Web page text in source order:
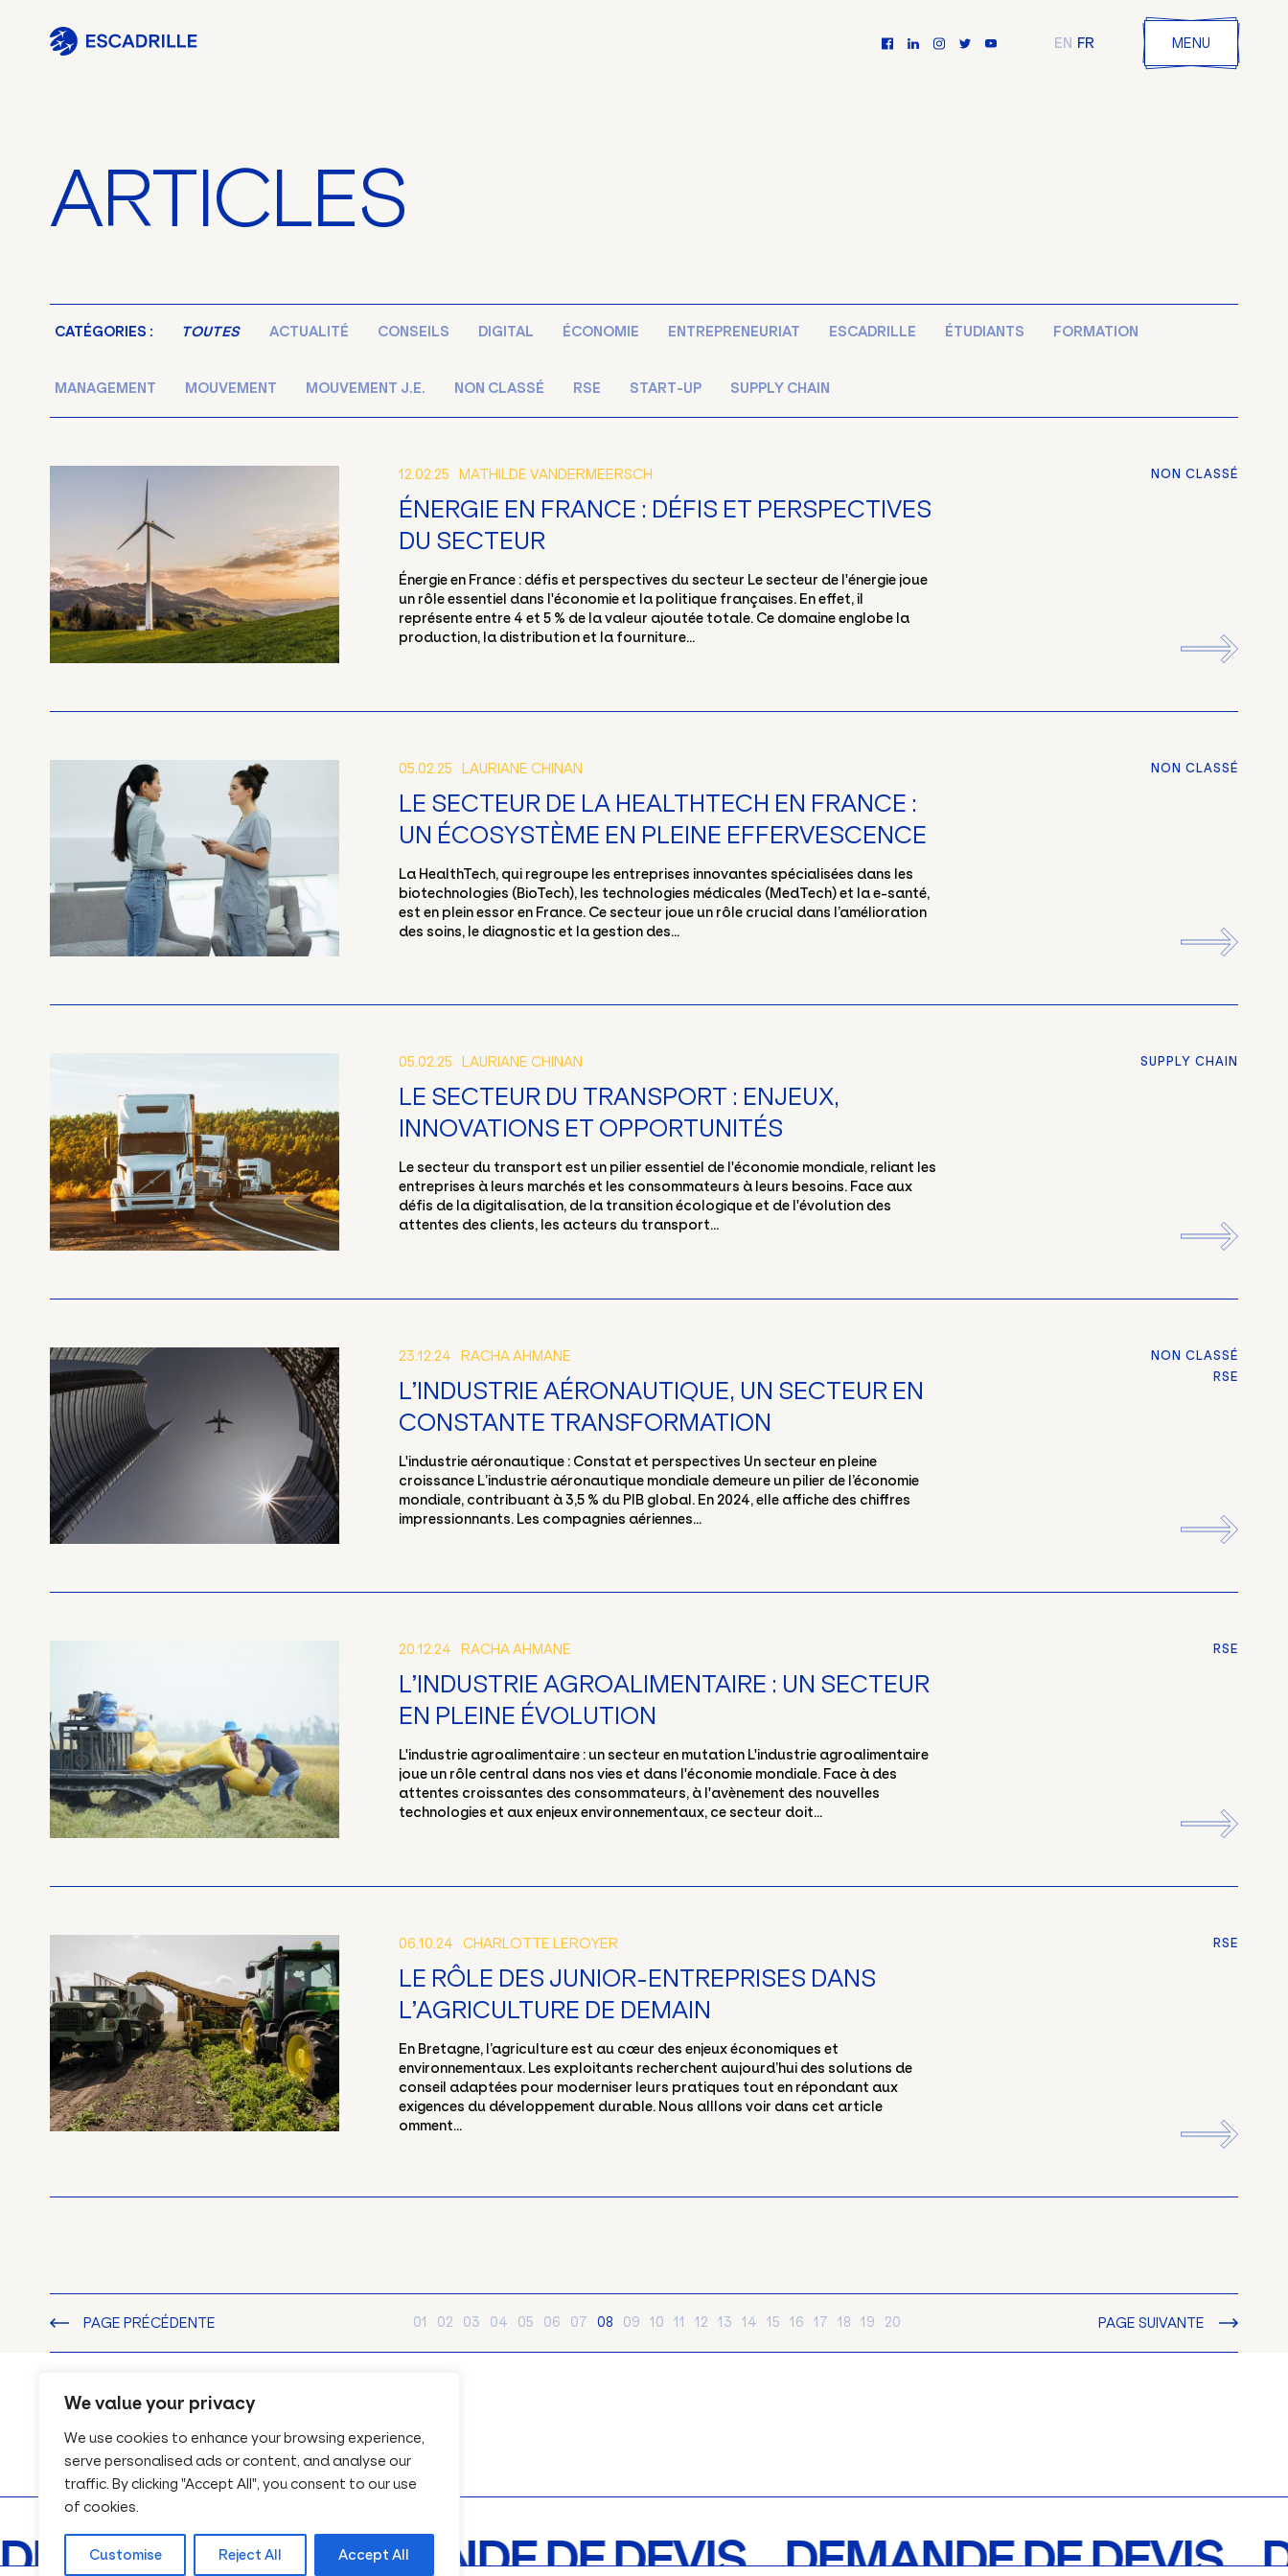
We value your privacy
We use cookies to enhance your browsing experience,
serve personalised ads or content, and analyse our
traffic. By clicking "Accept All", you consent to our use
of cookies.
Customise Reject All Accept All
EN FR MENU
ARTICLES
CATÉGORIES : TOUTES ACTUALITÉ CONSEILS DIGITAL ÉCONOMIE ENTREPRENEURIAT ESCADRILLE ÉTUDIANTS FORMATION
MANAGEMENT MOUVEMENT MOUVEMENT J.E. NON CLASSÉ RSE START-UP SUPPLY CHAIN
12.02.25 MATHILDE VANDERMEERSCH
ÉNERGIE EN FRANCE : DÉFIS ET PERSPECTIVES
DU SECTEUR
Énergie en France : défis et perspectives du secteur Le secteur de l'énergie joue
un rôle essentiel dans l'économie et la politique françaises. En effet, il
représente entre 4 et 5 % de la valeur ajoutée totale. Ce domaine englobe la
production, la distribution et la fourniture...
NON CLASSÉ
05.02.25 LAURIANE CHINAN
LE SECTEUR DE LA HEALTHTECH EN FRANCE :
UN ÉCOSYSTÈME EN PLEINE EFFERVESCENCE
La HealthTech, qui regroupe les entreprises innovantes spécialisées dans les
biotechnologies (BioTech), les technologies médicales (MedTech) et la e-santé,
est en plein essor en France. Ce secteur joue un rôle crucial dans l’amélioration
des soins, le diagnostic et la gestion des...
NON CLASSÉ
05.02.25 LAURIANE CHINAN
LE SECTEUR DU TRANSPORT : ENJEUX,
INNOVATIONS ET OPPORTUNITÉS
Le secteur du transport est un pilier essentiel de l'économie mondiale, reliant les
entreprises à leurs marchés et les consommateurs à leurs besoins. Face aux
défis de la digitalisation, de la transition écologique et de l'évolution des
attentes des clients, les acteurs du transport...
SUPPLY CHAIN
23.12.24 RACHA AHMANE
L’INDUSTRIE AÉRONAUTIQUE, UN SECTEUR EN
CONSTANTE TRANSFORMATION
L'industrie aéronautique : Constat et perspectives Un secteur en pleine
croissance L’industrie aéronautique mondiale demeure un pilier de l’économie
mondiale, contribuant à 3,5 % du PIB global. En 2024, elle affiche des chiffres
impressionnants. Les compagnies aériennes...
NON CLASSÉ
RSE
20.12.24 RACHA AHMANE
L’INDUSTRIE AGROALIMENTAIRE : UN SECTEUR
EN PLEINE ÉVOLUTION
L'industrie agroalimentaire : un secteur en mutation L'industrie agroalimentaire
joue un rôle central dans nos vies et dans l'économie mondiale. Face à des
attentes croissantes des consommateurs, à l'avènement des nouvelles
technologies et aux enjeux environnementaux, ce secteur doit...
RSE
06.10.24 CHARLOTTE LEROYER
LE RÔLE DES JUNIOR-ENTREPRISES DANS
L’AGRICULTURE DE DEMAIN
En Bretagne, l’agriculture est au cœur des enjeux économiques et
environnementaux. Les exploitants recherchent aujourd’hui des solutions de
conseil adaptées pour moderniser leurs pratiques tout en répondant aux
exigences du développement durable. Nous alllons voir dans cet article
omment...
RSE
PAGE PRÉCÉDENTE 01 02 03 04 05 06 07 08 09 10 11 12 13 14 15 16 17 18 19 20 PAGE SUIVANTE
DEVIS